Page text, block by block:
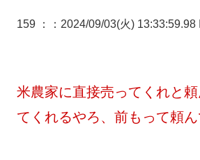
159 ： ：2024/09/03(火)
米農家に直接売ってくれと
てくれるやろ、前もって頼